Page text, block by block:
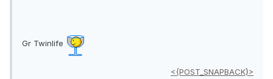
Gr Twinlife
<{POST_SNAPBACK}>